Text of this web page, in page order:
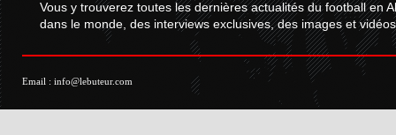
Vous y trouverez toutes les dernières actualités du football en
dans le monde, des interviews exclusives, des images et
Email : info@lebuteur.com